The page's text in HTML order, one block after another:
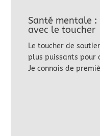
Santé mentale
avec le toucher
Le toucher de
plus puissants pour
Je connais de